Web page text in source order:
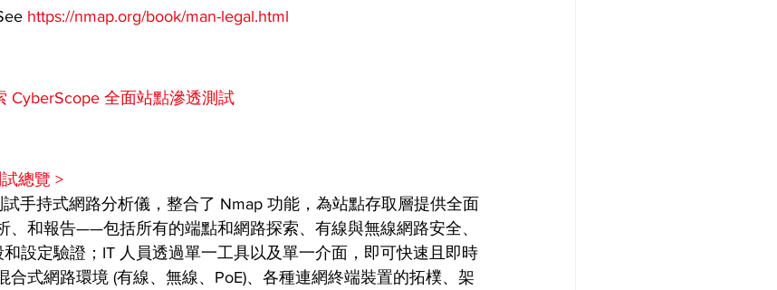
https://nmap.org/book/man-legal.html
CyberScope 全面站點滲透測試
總覽 >
手持式網路分析儀，整合了 Nmap 功能，為站點存取層提供全面
、和報告——包括所有的端點和網路探索、有線與無線網路安全、
設定驗證；IT 人員透過單一工具以及單一介面，即可快速且即時
合式網路環境 (有線、無線、PoE)、各種連網終端裝置的拓樸、架